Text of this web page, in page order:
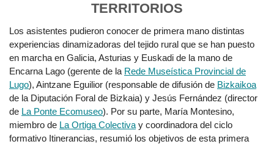
TERRITORIOS
Los asistentes pudieron conocer de primera mano distintas
experiencias dinamizadoras del tejido rural que se han puesto
en marcha en Galicia, Asturias y Euskadi de la mano de
Encarna Lago (gerente de la Rede Museística Provincial de
Lugo), Aintzane Eguilior (responsable de difusión de Bizkaikoa
de la Diputación Foral de Bizkaia) y Jesús Fernández (director
de La Ponte Ecomuseo). Por su parte, María Montesino,
miembro de La Ortiga Colectiva y coordinadora del ciclo
formativo Itinerancias, resumió los objetivos de esta primera